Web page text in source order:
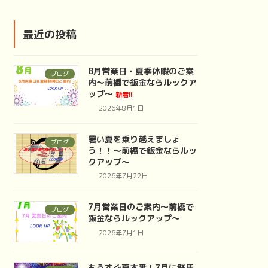
最近の投稿
ブログ
8月営業日・夏季休暇のご案
内～前橋で鈑金ならルックア
ップ～ 新着!!
2026年8月1日
ブログ
暑い夏を乗り越えましょ
う！！～前橋で鈑金ならルッ
クアップ～
2026年7月22日
ブログ
7月営業日のご案内～前橋で
鈑金ならルックアップ～
2026年7月1日